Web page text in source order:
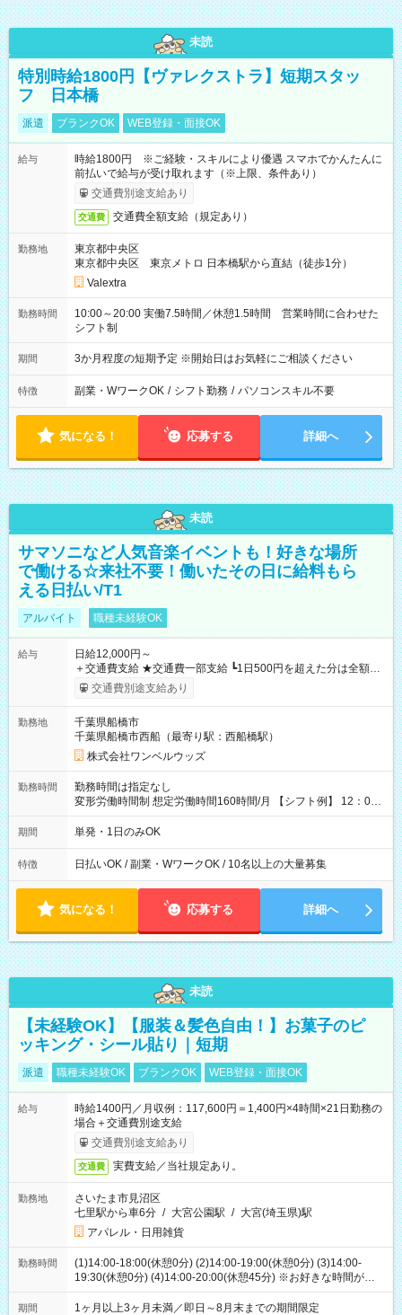
未読
特別時給1800円【ヴァレクストラ】短期スタッ
フ 日本橋
派遣 ブランクOK WEB登録・面接OK
給与
時給1800円 ※ご経験・スキルにより優遇 スマホでかんたんに
前払いで給与が受け取れます（※上限、条件あり）
交通費別途支給あり
交通費 交通費全額支給（規定あり）
勤務地
東京都中央区
東京都中央区 東京メトロ 日本橋駅から直結（徒歩1分）
Valextra
勤務時間
10:00～20:00 実働7.5時間／休憩1.5時間 営業時間に合わせた
シフト制
期間 3か月程度の短期予定 ※開始日はお気軽にご相談ください
特徴 副業・WワークOK / シフト勤務 / パソコンスキル不要
気になる！ 応募する 詳細へ
未読
サマソニなど人気音楽イベントも！好きな場所
で働ける☆来社不要！働いたその日に給料もら
える日払い/T1
アルバイト 職種未経験OK
給与
日給12,000円～
＋交通費支給 ★交通費一部支給 ┗1日500円を超えた分は全額支
給！ ※往復500円以内の方は自己負担となります ★日払いOK！
（規定あり） ┗働いたその日に現金GET♪ お仕事後はコンビニ
なし
交通費別途支給あり
勤務地
千葉県船橋市
千葉県船橋市西船（最寄り駅：西船橋駅）
株式会社ワンベルウッズ
勤務時間
勤務時間は指定なし
変形労働時間制 想定労働時間160時間/月 【シフト例】 12：00
～22：00
期間 単発・1日のみOK
特徴 日払いOK / 副業・WワークOK / 10名以上の大量募集
気になる！ 応募する 詳細へ
未読
【未経験OK】【服装＆髪色自由！】お菓子のピ
ッキング・シール貼り｜短期
派遣 職種未経験OK ブランクOK WEB登録・面接OK
給与
時給1400円／月収例：117,600円＝1,400円×4時間×21日勤務の
場合＋交通費別途支給
交通費別途支給あり
交通費 実費支給／当社規定あり。
勤務地
さいたま市見沼区
七里駅から車6分 / 大宮公園駅 / 大宮(埼玉県)駅
アパレル・日用雑貨
勤務時間
(1)14:00-18:00(休憩0分) (2)14:00-19:00(休憩0分) (3)14:00-
19:30(休憩0分) (4)14:00-20:00(休憩45分) ※お好きな時間が選べ
ます
期間 1ヶ月以上3ヶ月未満／即日～8月末までの期間限定